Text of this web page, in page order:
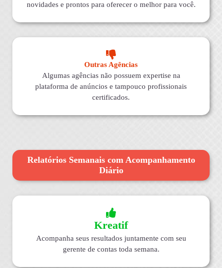
novidades e prontos para oferecer o melhor para você.
Outras Agências
Algumas agências não possuem expertise na
plataforma de anúncios e tampouco profissionais
certificados.
Relatórios Semanais com Acompanhamento
Diário
Kreatif
Acompanha seus resultados juntamente com seu
gerente de contas toda semana.